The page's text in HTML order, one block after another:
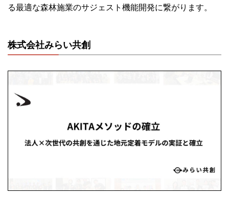
る最適な森林施業のサジェスト機能開発に繋がり ます。
株式会社みらい共創